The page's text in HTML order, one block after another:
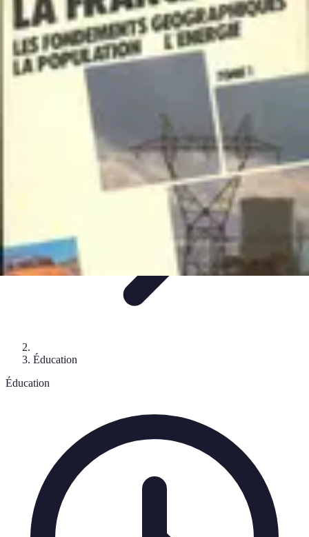
Atlas Géographique
TendancesPerception et UtilisationGuide d'achatÉducation et
ApprentissageAtlas Thématiques
Atlas Géographique
Éducation
Éducation